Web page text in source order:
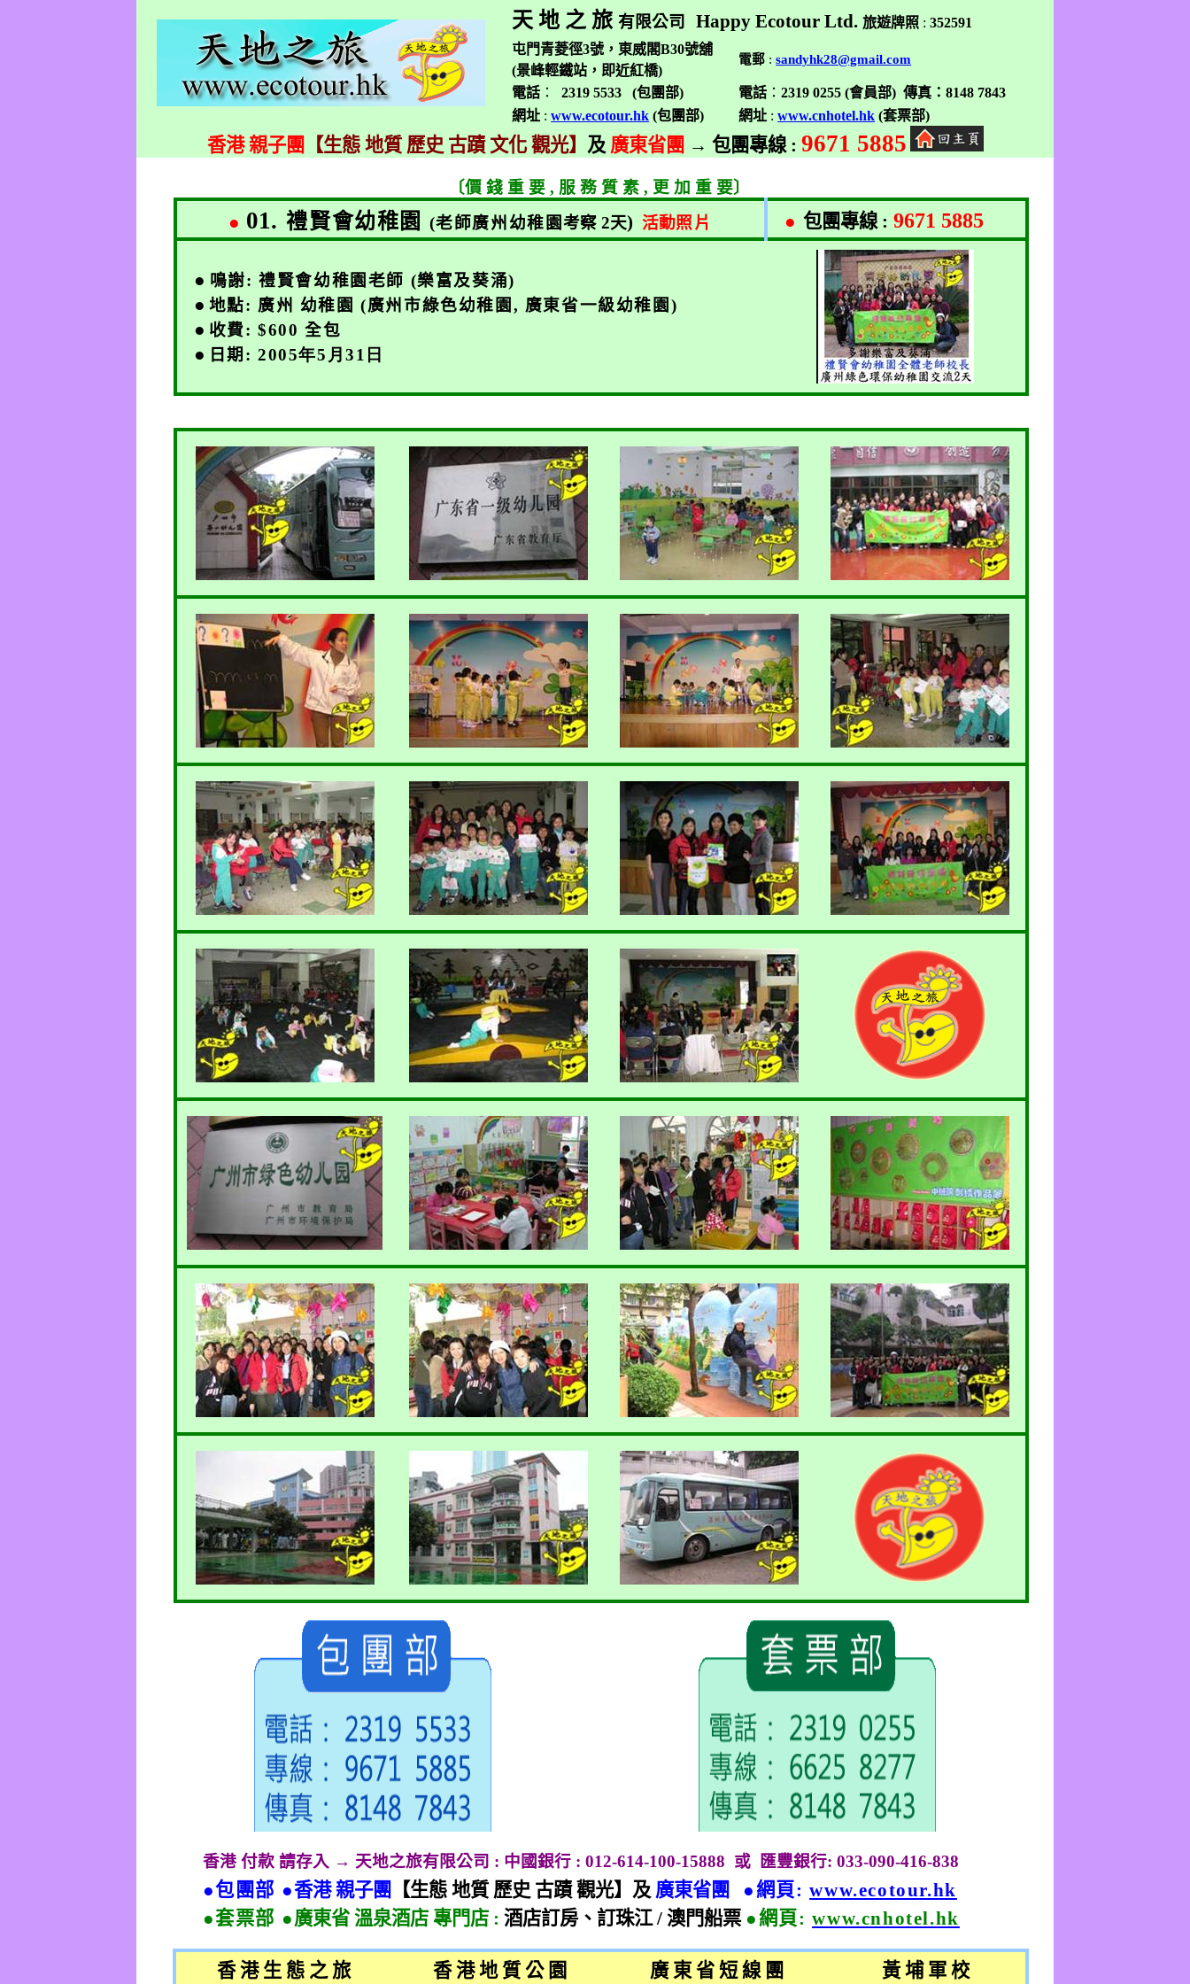
天 地 之 旅有限公司 Happy Ecotour Ltd.旅遊牌照 :352591
屯門青菱徑3號，東威閣B30號舖
(景峰輕鐵站，即近紅橋)
電郵 :sandyhk28@gmail.com
電話 ： 2319 5533 (包團部) 電話 ：2319 0255 (會員部)傳真 ：8148 7843
網址 : www.ecotour.hk (包團部) 網址 : www.cnhotel.hk (套票部)
香港 親子團 【生態 地質 歷史 古蹟 文化 觀光】 及 廣東省團 → 包團專線: 9671 5885
〔價 錢 重 要, 服 務 質 素, 更 加 重 要〕
● 01. 禮賢會幼稚園 (老師廣州幼稚園考察2天)活動照片 ● 包團專線: 9671 5885
● 鳴謝:禮賢會幼稚園老師 (樂富及葵涌)
● 地點: 廣州 幼稚園 (廣州市綠色幼稚園 , 廣東省一級幼稚園 )
● 收費: $600全包
● 日期 : 2005年5 月31 日
香港 付款 請存入 → 天地之旅有限公司 : 中國銀行: 012-614-100-15888 或 匯豐銀行: 033-090-416-838
●包團部 ●香港 親子團 【生態 地質 歷史 古蹟 觀光】及 廣東省團 ●網頁:www.ecotour.hk
●套票部 ●廣東省 溫泉酒店 專門店 : 酒店訂房、訂珠江/澳門船票 ●網頁:www.cnhotel.hk
香 港 生 態 之 旅 香 港 地 質 公 園 廣 東 省 短 線 團 黃 埔 軍 校